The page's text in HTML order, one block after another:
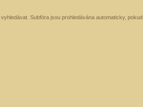
Subfóra jsou prohledávána automaticky, pokud